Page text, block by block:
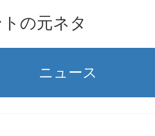
の元ネタ
ニュース